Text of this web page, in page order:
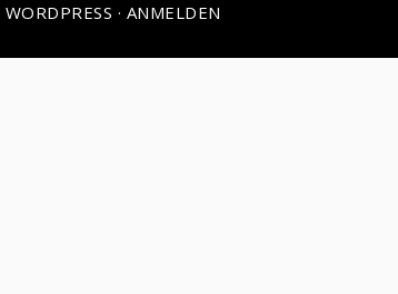
WORDPRESS · ANMELDEN